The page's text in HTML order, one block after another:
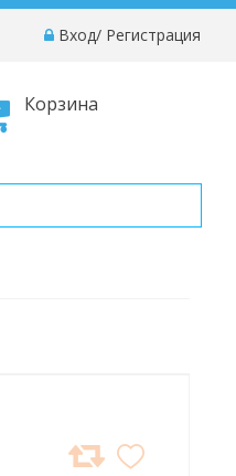
Вход/ Регистрация
Корзина